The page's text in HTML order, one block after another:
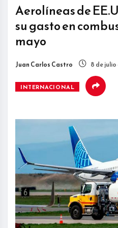
Aerolíneas de
su gasto en
mayo
Juan Carlos Castro 8 de
INTERNACIONAL